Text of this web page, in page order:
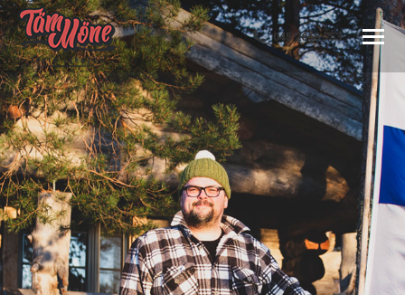
045 2666 753